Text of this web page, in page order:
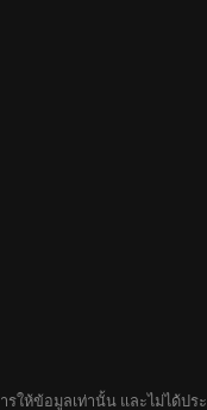
รให้ข้อมูลเท่านั้น และไม่ได้ป